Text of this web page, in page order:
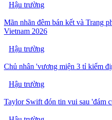
Hậu trường
Mãn nhãn đêm bán kết và Trang
Vietnam 2026
Hậu trường
Chủ nhân 'vương miện 3 tỉ kiểm
Hậu trường
Taylor Swift đón tin vui sau 'đám